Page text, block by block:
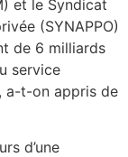
et le Syndicat
(SYNAPPO)
de 6 milliards
service
a-t-on appris de
d’une